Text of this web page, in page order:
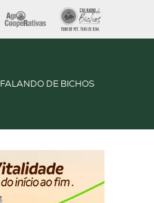
FALANDO DE BICHOS